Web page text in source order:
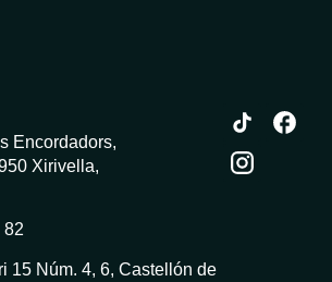
Encordadors,
Xirivella,
82
15 Núm. 4, 6, Castellón de